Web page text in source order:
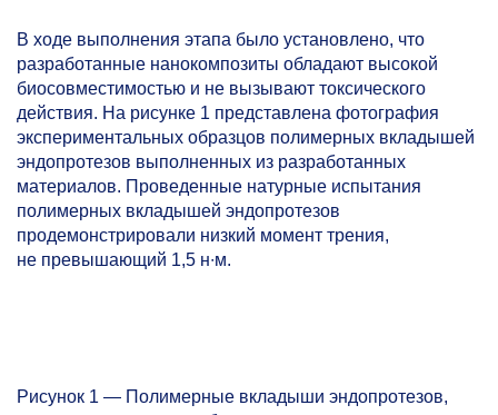
В ходе выполнения этапа было установлено, что
разработанные нанокомпозиты обладают высокой
биосовместимостью и не вызывают токсического
действия. На рисунке 1 представлена фотография
экспериментальных образцов полимерных вкладышей
эндопротезов выполненных из разработанных
материалов. Проведенные натурные испытания
полимерных вкладышей эндопротезов
продемонстрировали низкий момент трения,
не превышающий 1,5 н∙м.
Рисунок 1 — Полимерные вкладыши эндопротезов,